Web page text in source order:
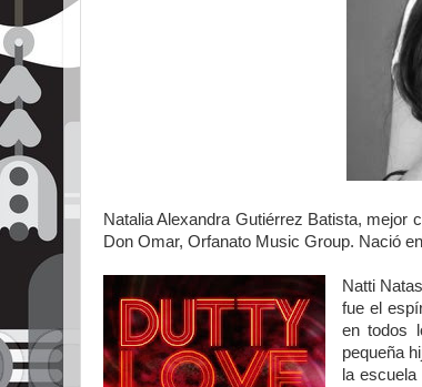
Natalia Alexandra Gutiérrez Batista, mejor
Don Omar, Orfanato Music Group. Nació
Natti
fue el
en todos
pequeña
la